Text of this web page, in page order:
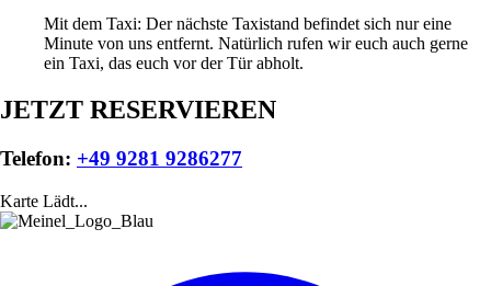
Mit dem Taxi: Der nächste Taxistand befindet sich nur eine
Minute von uns entfernt. Natürlich rufen wir euch auch gerne
ein Taxi, das euch vor der Tür abholt.
JETZT RESERVIEREN
Telefon: +49 9281 9286277
Karte Lädt...